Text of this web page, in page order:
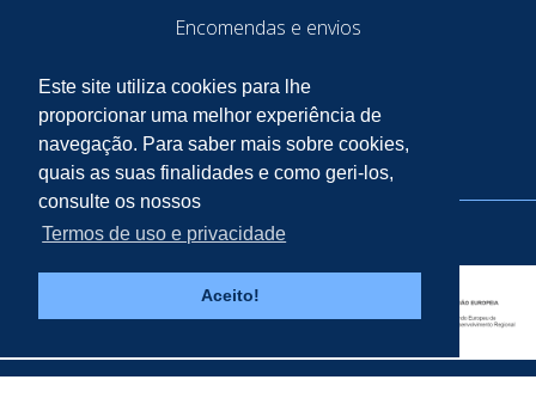
Este site utiliza cookies para lhe
proporcionar uma melhor experiência de
navegação. Para saber mais sobre cookies,
quais as suas finalidades e como geri-los,
consulte os nossos
Termos de uso e privacidade
Aceito!
Encomendas e envios
Política de privacidade
Livro de Reclamações
copyright © 2026 Casa12